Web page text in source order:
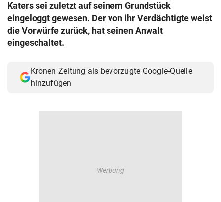
Katers sei zuletzt auf seinem Grundstück
eingeloggt gewesen. Der von ihr Verdächtigte weist
die Vorwürfe zurück, hat seinen Anwalt
eingeschaltet.
Kronen Zeitung als bevorzugte Google-Quelle
hinzufügen